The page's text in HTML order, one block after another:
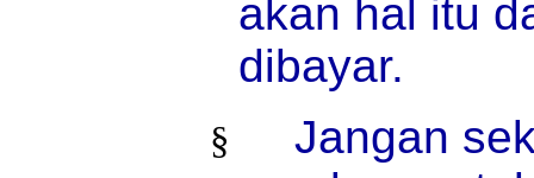
akan hal itu
dibayar.
§
Jangan